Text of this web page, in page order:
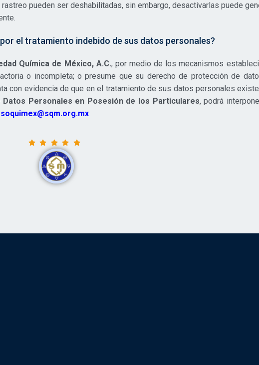
pueden ser deshabilitadas, sin embargo, desactivarlas puede
el tratamiento indebido de sus datos personales?
Química de México, A.C., por medio de los mecanismos
o incompleta; o presume que su derecho de protección de
con evidencia de que en el tratamiento de sus datos personales
Personales en Posesión de los Particulares, podrá
soquimex@sqm.org.mx